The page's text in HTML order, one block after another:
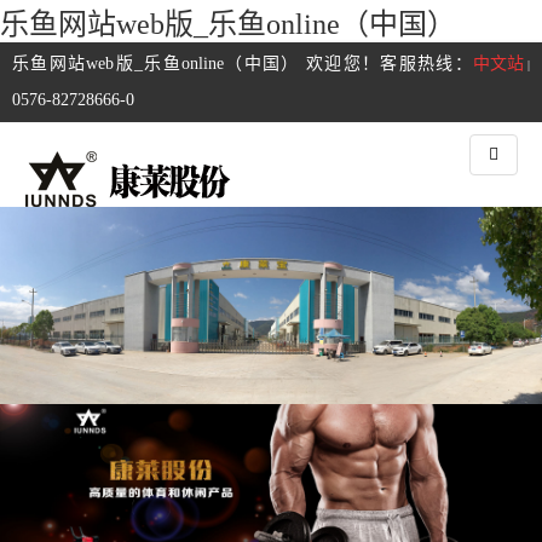
乐鱼网站web版_乐鱼online（中国）
中文站 |
乐鱼网站web版_乐鱼online（中国） 欢迎您！客服热线：
0576-82728666-0